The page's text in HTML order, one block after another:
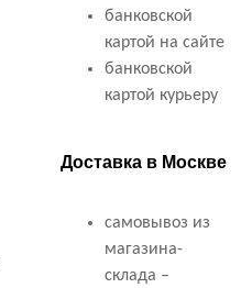
банковской
картой на сайте
банковской
картой курьеру
Доставка в Москве
самовывоз из
магазина-
склада –